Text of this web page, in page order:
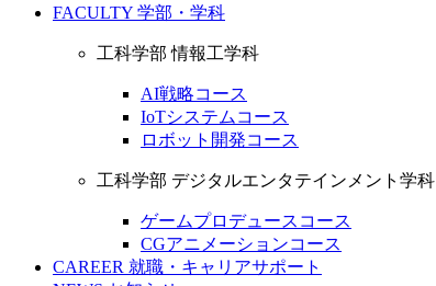
FACULTY 学部・学科
工科学部 情報工学科
AI戦略コース
IoTシステムコース
ロボット開発コース
工科学部 デジタルエンタテインメント学科
ゲームプロデュースコース
CGアニメーションコース
CAREER 就職・キャリアサポート